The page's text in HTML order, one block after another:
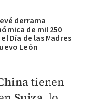
derrama
de mil 250
Día de las Madres
León
tienen